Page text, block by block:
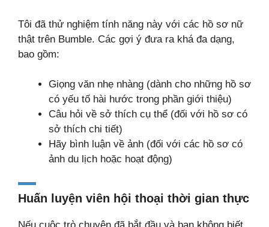
Tôi đã thử nghiệm tính năng này với các hồ sơ nữ
thật trên Bumble. Các gợi ý đưa ra khá đa dạng,
bao gồm:
Giọng văn nhẹ nhàng (dành cho những hồ sơ
có yếu tố hài hước trong phần giới thiệu)
Câu hỏi về sở thích cụ thể (đối với hồ sơ có
sở thích chi tiết)
Hãy bình luận về ảnh (đối với các hồ sơ có
ảnh du lịch hoặc hoạt động)
Huấn luyện viên hội thoại thời gian thực
Nếu cuộc trò chuyện đã bắt đầu và bạn không biết